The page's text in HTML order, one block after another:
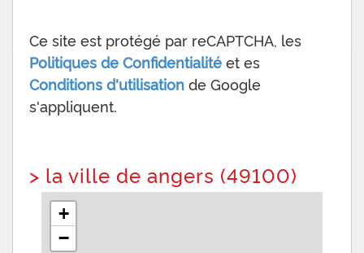
Ce site est protégé par reCAPTCHA, les
Politiques de Confidentialité et es
Conditions d'utilisation de Google
s'appliquent.
> la ville de angers (49100)
+
−